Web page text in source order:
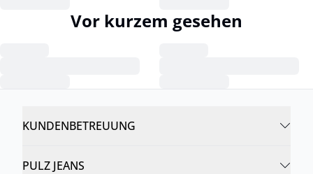
Vor kurzem gesehen
KUNDENBETREUUNG
PULZ JEANS